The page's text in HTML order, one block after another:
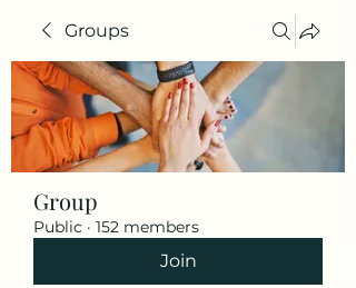
Groups
Group
Public · 152 members
Join